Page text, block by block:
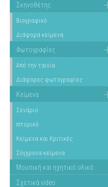
Σκηνοθέτης
Βιογραφικό
Διάφορα κείμενα
Φωτογραφίες
Από την ταινία
Διάφορες φωτογραφίες
Κείμενα
Σενάριο
Ιστορικό
Κείμενα και Κριτικές
Σύγχρονα κείμενα
Μουσική και ηχητικό υλικό
Σχετικά video